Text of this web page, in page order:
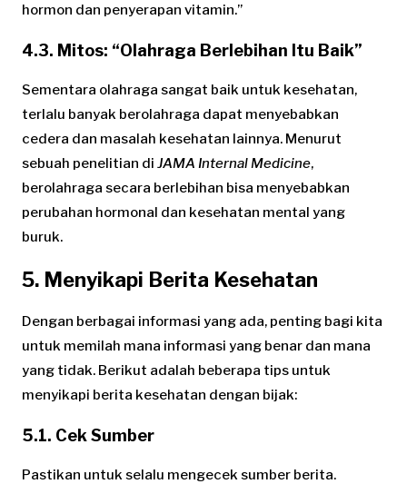
hormon dan penyerapan vitamin.”
4.3. Mitos: “Olahraga Berlebihan Itu Baik”
Sementara olahraga sangat baik untuk kesehatan,
terlalu banyak berolahraga dapat menyebabkan
cedera dan masalah kesehatan lainnya. Menurut
sebuah penelitian di JAMA Internal Medicine,
berolahraga secara berlebihan bisa menyebabkan
perubahan hormonal dan kesehatan mental yang
buruk.
5. Menyikapi Berita Kesehatan
Dengan berbagai informasi yang ada, penting bagi kita
untuk memilah mana informasi yang benar dan mana
yang tidak. Berikut adalah beberapa tips untuk
menyikapi berita kesehatan dengan bijak:
5.1. Cek Sumber
Pastikan untuk selalu mengecek sumber berita.